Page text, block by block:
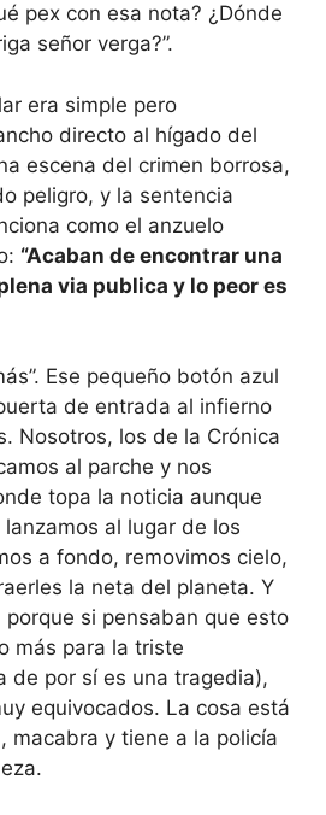
pex con esa nota? ¿Dónde
señor verga?”.
era simple pero
directo al hígado del
escena del crimen borrosa,
peligro, y la sentencia
como el anzuelo
“Acaban de encontrar una
via publica y lo peor es
Ese pequeño botón azul
de entrada al infierno
Nosotros, los de la Crónica
al parche y nos
topa la noticia aunque
al lugar de los
a fondo, removimos cielo,
la neta del planeta. Y
si pensaban que esto
más para la triste
de por sí es una tragedia),
equivocados. La cosa está
macabra y tiene a la policía